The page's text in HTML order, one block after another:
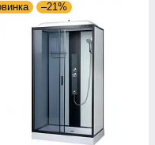
–21%